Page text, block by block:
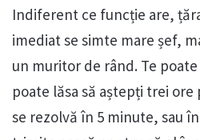
Indiferent ce funcție are,
imediat se simte mare șef,
un muritor de rând. Te
poate lăsa să aștepți trei
se rezolvă în 5 minute, sau